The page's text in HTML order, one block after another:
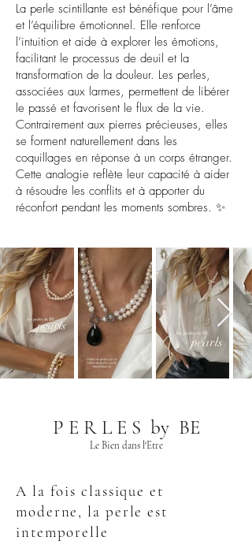
La perle scintillante est bénéfique pour l’âme
et l’équilibre émotionnel. Elle renforce
l’intuition et aide à explorer les émotions,
facilitant le processus de deuil et la
transformation de la douleur. Les perles,
associées aux larmes, permettent de libérer
le passé et favorisent le flux de la vie.
Contrairement aux pierres précieuses, elles
se forment naturellement dans les
coquillages en réponse à un corps étranger.
Cette analogie reflète leur capacité à aider
à résoudre les conflits et à apporter du
réconfort pendant les moments sombres. ✨
P E R L E S by BE
Le Bien dans l'Etre
A la fois classique et
moderne, la perle est
intemporelle